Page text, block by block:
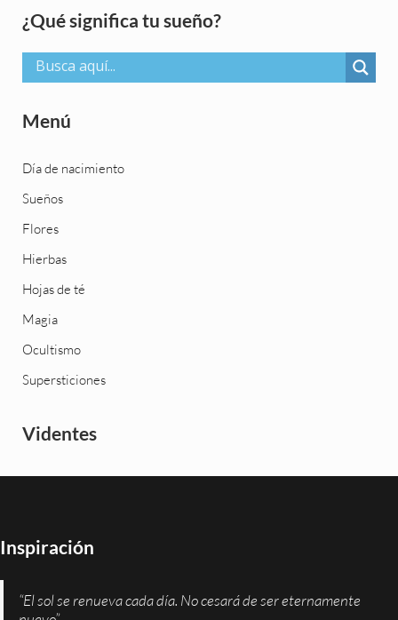
Sidebar
¿Qué significa tu sueño?
Menú
Día de nacimiento
Sueños
Flores
Hierbas
Hojas de té
Magia
Ocultismo
Supersticiones
Videntes
Inspiración
“El sol se renueva cada día. No cesará de ser eternamente